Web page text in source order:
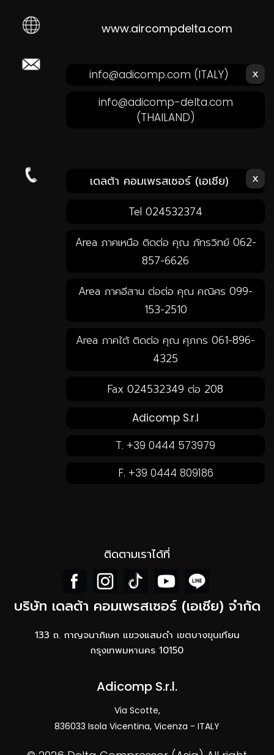
www.aircompdelta.com
ส่งอีเมลหาเรา คลิก! x
info@adicomp.com (ITALY)
info@adicomp-delta.com
(THAILAND)
โทรหาเรา คลิก! x
เดลต้า คอมเพรสเซอร์ (เอเชีย)
Tel 024532374
Area ภาคเหนือ ติดต่อ คุณ ภัทรวิทย์ 062-
857-6626
Area ภาคอีสาน ต่อต่อ คุณ คณิศร 099-
153-2510
Area ภาคใต้ ติดต่อ คุณ ศุภกร 061-896-
4325
Fax 024532349 ต่อ 208
Adicomp S.r.l
T. +39 0444 573979
F. +39 0444 809186
ติดตามเราได้ที่
บริษัท เดลต้า คอมเพรสเซอร์ (เอเชีย) จำกัด
133 ถ. กาญจนาภิเษก แขวงแสมดำ เขตบางขุนเทียน
กรุงเทพมหานคร 10150
Adicomp S.r.l.​
Via Scotte,
836033 Isola Vicentina, Vicenza - ITALY